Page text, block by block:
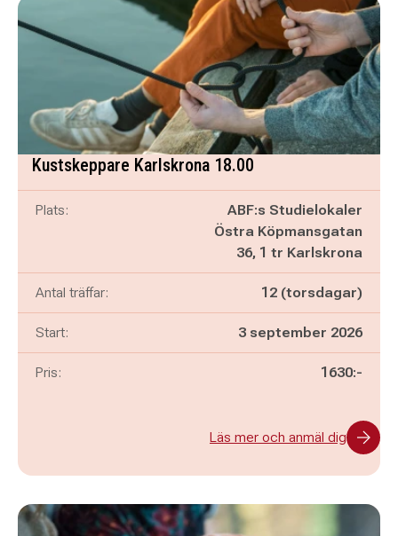
Kustskeppare Karlskrona 18.00
Plats:
ABF:s Studielokaler
Östra Köpmansgatan
36, 1 tr Karlskrona
Antal träffar: 12 (torsdagar)
Start: 3 september 2026
Pris: 1630:-
Läs mer och anmäl dig